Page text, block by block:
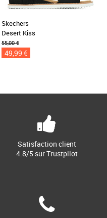
Skechers
Desert Kiss
55,00 €
49,99 €
Satisfaction client
4.8/5 sur Trustpilot